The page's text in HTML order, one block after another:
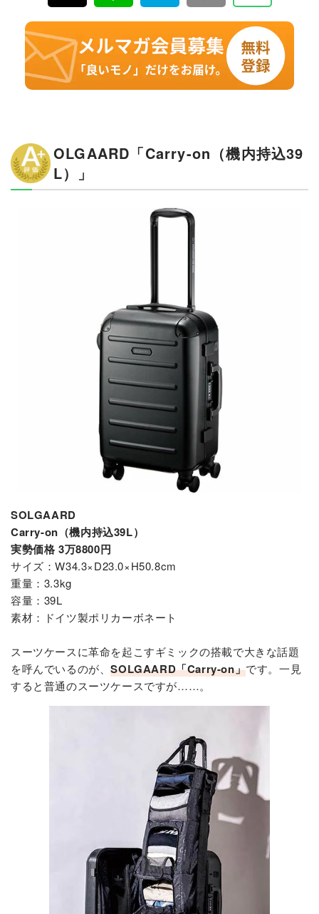
OLGAARD「Carry-on（機内持込39
L）」
SOLGAARD
Carry-on（機内持込39L）
実勢価格 3万8800円
サイズ：W34.3×D23.0×H50.8cm
重量：3.3kg
容量：39L
素材：ドイツ製ポリカーボネート
スーツケースに革命を起こすギミックの搭載で大きな話題
を呼んでいるのが、SOLGAARD「Carry-on」です。一見
すると普通のスーツケースですが……。